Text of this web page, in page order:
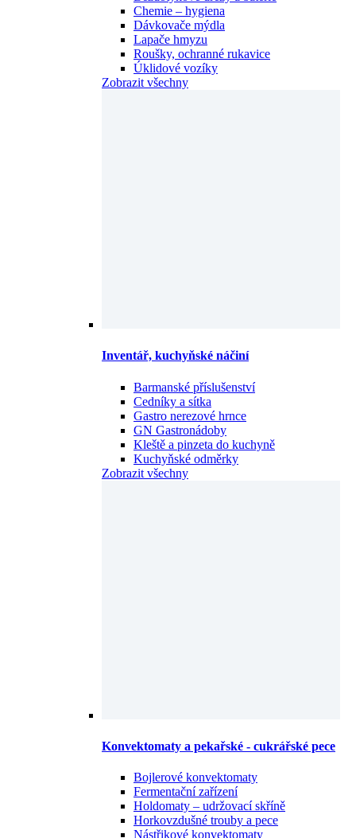
Lapače hmyzu
Roušky, ochranné rukavice
Úklidové vozíky
Zobrazit všechny
Barmanské příslušenství
Gastro nerezové hrnce
GN Gastronádoby
Kleště a pinzeta do kuchyně
Kuchyňské odměrky
Zobrazit všechny
Bojlerové konvektomaty
Holdomaty – udržovací skříně
Horkovzdušné trouby a pece
Nástřikové konvektomaty
Plechy na pečení
Zobrazit všechny